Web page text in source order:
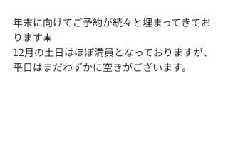
年末に向けてご予約が続々と埋まってきてお
ります🎄
12月の土日はほぼ満員となっておりますが、
平日はまだわずかに空きがございます。